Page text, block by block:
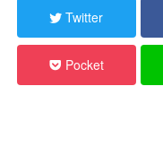
Twitter
Pocket